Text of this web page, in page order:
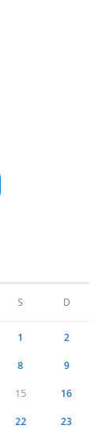
S D
1 2
8 9
15 16
22 23